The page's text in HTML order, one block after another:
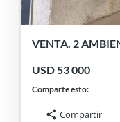
VENTA. 2
USD 53 000
Comparte esto:
Compartir